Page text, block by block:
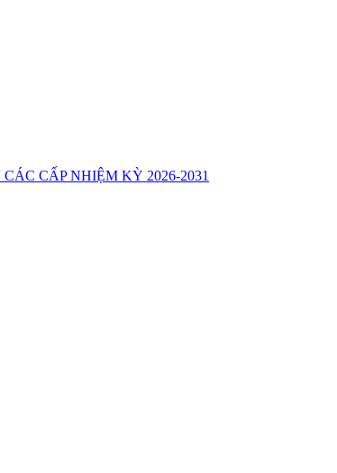
CẤP NHIỆM KỲ 2026-2031